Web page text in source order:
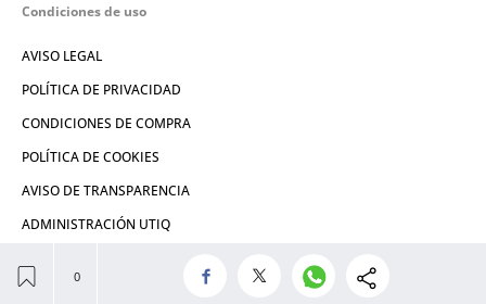
Condiciones de uso
AVISO LEGAL
POLÍTICA DE PRIVACIDAD
CONDICIONES DE COMPRA
POLÍTICA DE COOKIES
AVISO DE TRANSPARENCIA
ADMINISTRACIÓN UTIQ